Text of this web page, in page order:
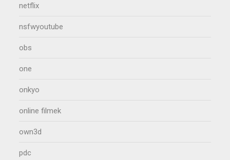
netflix
nsfwyoutube
obs
one
onkyo
online filmek
own3d
pdc